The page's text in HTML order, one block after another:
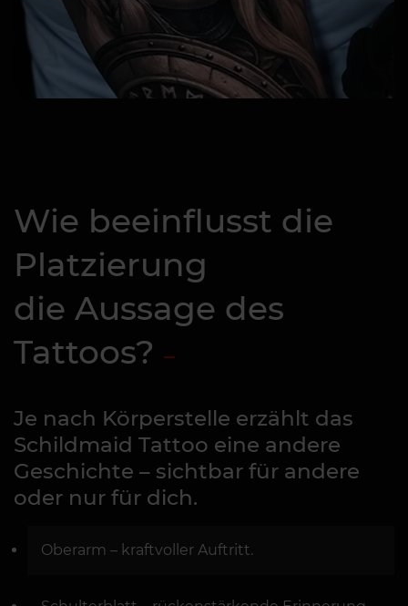
Wie beeinflusst die
Platzierung
die Aussage des
Tattoos?
Je nach Körperstelle erzählt das
Schildmaid Tattoo eine andere
Geschichte – sichtbar für andere
oder nur für dich.
Oberarm – kraftvoller Auftritt.